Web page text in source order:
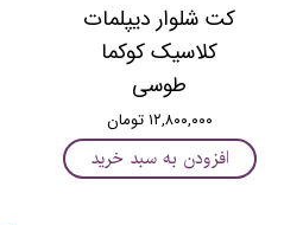
کت شلوار دیپلمات
کلاسیک کوکما
طوسی
۱۲,۸۰۰,۰۰۰ تومان
افزودن به سبد خرید